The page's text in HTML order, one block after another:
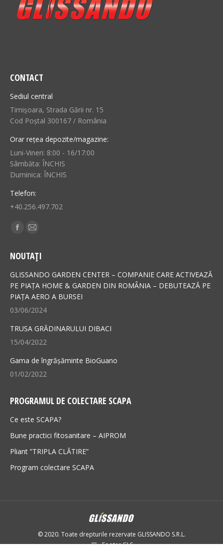
CONTACT
Sediul central
Timișoara, Strada Gării nr. 15
Cod Poștal 300167 / România
Orar rețea depozite/magazine:
Luni-Vineri: 8:00 - 16/17:00
Sâmbăta: ÎNCHIS
Duminica: ÎNCHIS
Telefon:
+40.256.497.702
Find us on:
Facebook
opens
in
new
window
Mail
opens
in
new
window
NOUTAȚI
GLISSANDO GARDEN CENTER – COMPANIE CARE ACTIVEAZĂ
PE PIAȚA HOME & GARDEN DIN ROMÂNIA – DEBUTEAZĂ PE
PIAȚA AERO A BURSEI
03/06/2024
TRUSA GRĂDINARULUI DIBACI
15/04/2022
Gama de îngrășăminte BioGuano
01/02/2022
PROGRAMUL DE COLECTARE SCAPA
Ce este SCAPA?
Bune practici fitosanitare – AIPROM
Pliant ”TRIPLA CLĂTIRE”
Program colectare SCAPA
© 2020. Toate drepturile rezervate GLISSANDO S.R.L.
Footer GLS